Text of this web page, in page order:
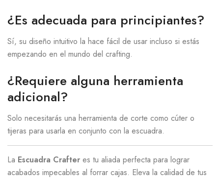
¿Es adecuada para principiantes?
Sí, su diseño intuitivo la hace fácil de usar incluso si estás
empezando en el mundo del crafting.
¿Requiere alguna herramienta
adicional?
Solo necesitarás una herramienta de corte como cúter o
tijeras para usarla en conjunto con la escuadra.
La Escuadra Crafter es tu aliada perfecta para lograr
acabados impecables al forrar cajas. Eleva la calidad de tus